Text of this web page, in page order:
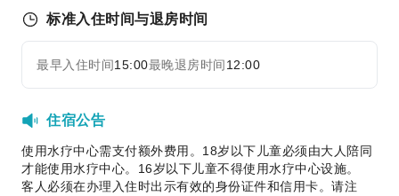
高尔夫球场
租车服务
熨衣服务
洗衣服务
展开全部
标准入住时间与退房时间
最早入住时间15:00最晚退房时间12:00
住宿公告
使用水疗中心需支付额外费用。18岁以下儿童必须由大人陪同
才能使用水疗中心。16岁以下儿童不得使用水疗中心设施。
客人必须在办理入住时出示有效的身份证件和信用卡。请注